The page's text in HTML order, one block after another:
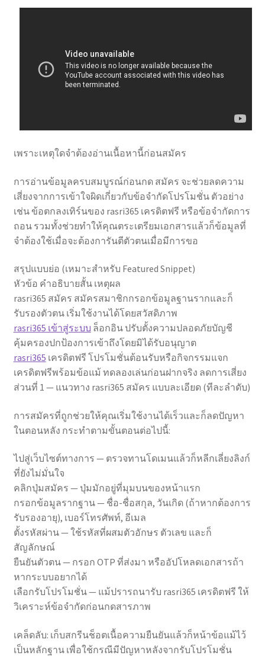
เพราะเหตุใดจำต้องอ่านเนื้อหานี้ก่อนสมัคร
การอ่านข้อมูลครบสมบูรณ์ก่อนกด สมัคร จะช่วยลดความ
เสี่ยงจากการเข้าใจผิดเกี่ยวกับข้อจำกัดโปรโมชั่น ตัวอย่าง
เช่น ข้อตกลงเทิร์นของ rasri365 เครดิตฟรี หรือข้อจำกัดการ
ถอน รวมทั้งช่วยทำให้คุณตระเตรียมเอกสารแล้วก็ข้อมูลที่
จำต้องใช้เมื่อจะต้องการันตีตัวตนเมื่อมีการขอ
สรุปแบบย่อ (เหมาะสำหรับ Featured Snippet)
หัวข้อ คำอธิบายสั้น เหตุผล
rasri365 สมัคร สมัครสมาชิกกรอกข้อมูลฐานรากและก็
รับรองตัวตน เริ่มใช้งานได้โดยสวัสดิภาพ
rasri365 เข้าสู่ระบบ ล็อกอิน ปรับตั้งความปลอดภัยบัญชี
คุ้มครองปกป้องการเข้าถึงโดยมิได้รับอนุญาต
rasri365 เครดิตฟรี โปรโมชั่นต้อนรับหรือกิจกรรมแจก
เครดิตฟรีพร้อมข้อแม้ ทดลองเล่นก่อนฝากจริง ลดการเสี่ยง
ส่วนที่ 1 — แนวทาง rasri365 สมัคร แบบละเอียด (ทีละลำดับ)
การสมัครที่ถูกช่วยให้คุณเริ่มใช้งานได้เร็วและก็ลดปัญหา
ในตอนหลัง กระทำตามขั้นตอนต่อไปนี้:
ไปสู่เว็บไซต์ทางการ — ตรวจทานโดเมนแล้วก็หลีกเลี่ยงลิงก์
ที่ยังไม่มั่นใจ
คลิกปุ่มสมัคร — ปุ่มมักอยู่ที่มุมบนของหน้าแรก
กรอกข้อมูลรากฐาน — ชื่อ-ชื่อสกุล, วันเกิด (ถ้าหากต้องการ
รับรองอายุ), เบอร์โทรศัพท์, อีเมล
ตั้งรหัสผ่าน — ใช้รหัสที่ผสมตัวอักษร ตัวเลข และก็
สัญลักษณ์
ยืนยันตัวตน — กรอก OTP ที่ส่งมา หรืออัปโหลดเอกสารถ้า
หากระบบอยากได้
เลือกรับโปรโมชั่น — แม้ปรารถนารับ rasri365 เครดิตฟรี ให้
วิเคราะห์ข้อจำกัดก่อนกดสารภาพ
เคล็ดลับ: เก็บสกรีนช็อตเนื้อความยืนยันแล้วก็หน้าข้อแม้ไว้
เป็นหลักฐาน เพื่อใช้กรณีมีปัญหาหลังจากรับโปรโมชั่น